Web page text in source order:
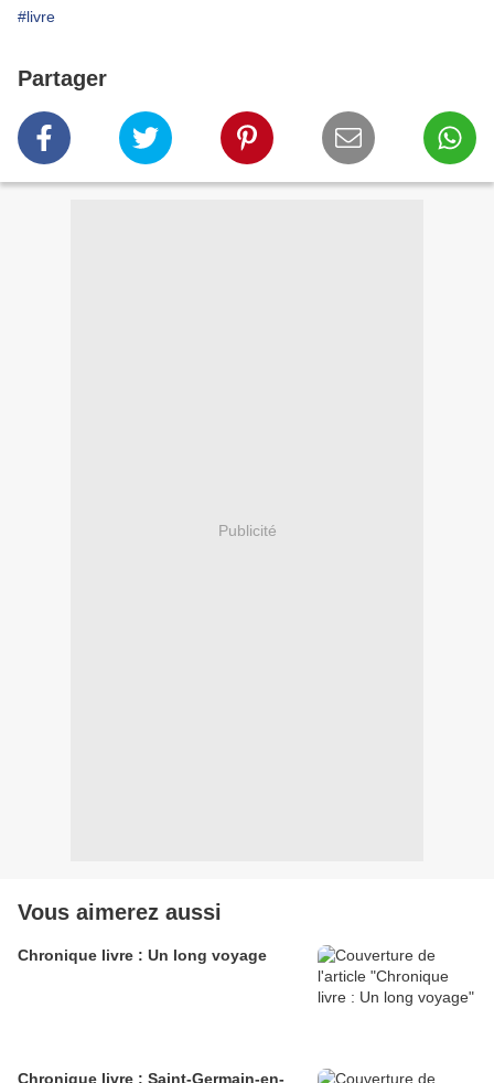
#livre
Partager
Publicité
Vous aimerez aussi
Chronique livre : Un long voyage
Chronique livre : Saint-Germain-en-